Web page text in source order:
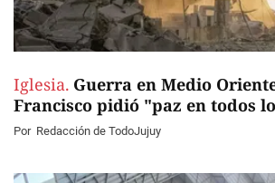
Iglesia. Guerra en Medio
Francisco pidió "paz en todos
Por Redacción de TodoJujuy